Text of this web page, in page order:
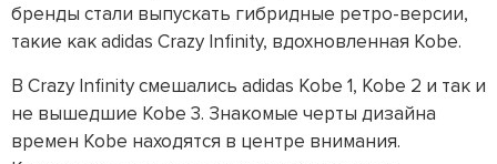
бренды стали выпускать гибридные ретро-версии,
такие как adidas Crazy Infinity, вдохновленная Kobe.
В Crazy Infinity смешались adidas Kobe 1, Kobe 2 и так и
не вышедшие Kobe 3. Знакомые черты дизайна
времен Kobe находятся в центре внимания.